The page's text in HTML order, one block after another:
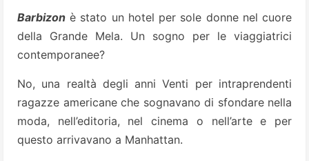
Barbizon è stato un hotel per sole donne nel cuore
della Grande Mela. Un sogno per le viaggiatrici
contemporanee?
No, una realtà degli anni Venti per intraprendenti
ragazze americane che sognavano di sfondare nella
moda, nell’editoria, nel cinema o nell’arte e per
questo arrivavano a Manhattan.